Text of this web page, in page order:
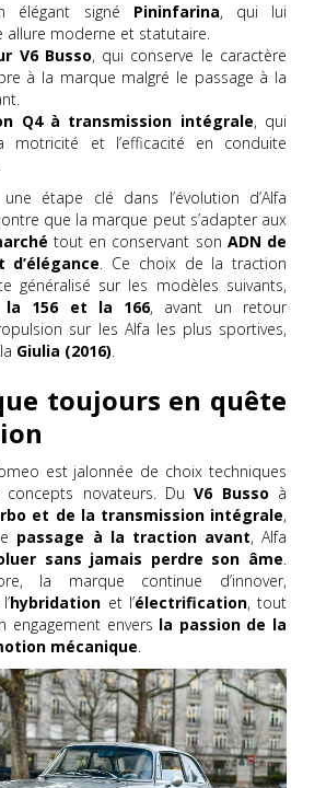
élégant signé Pininfarina, qui lui
allure moderne et statutaire.
V6 Busso, qui conserve le caractère
à la marque malgré le passage à la
Q4 à transmission intégrale, qui
motricité et l’efficacité en conduite
étape clé dans l’évolution d’Alfa
que la marque peut s’adapter aux
tout en conservant son ADN de
. Ce choix de la traction
généralisé sur les modèles suivants,
la 156 et la 166, avant un retour
sur les Alfa les plus sportives,
Giulia (2016).
toujours en quête
est jalonnée de choix techniques
concepts novateurs. DuV6 Busso à
et de la transmission intégrale,
passage à la traction avant, Alfa
sans jamais perdre son âme.
la marque continue d’innover,
hybridation et l’électrification, tout
engagement envers la passion de la
mécanique.